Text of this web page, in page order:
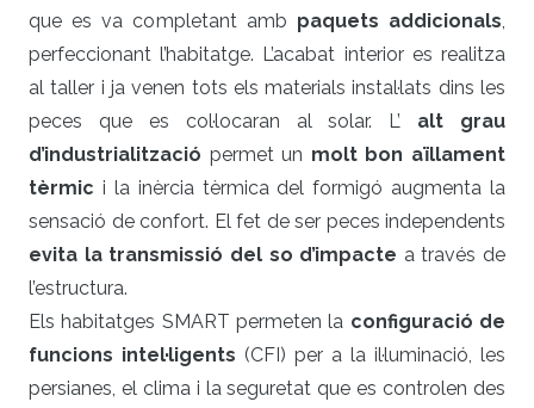
que es va completant amb paquets addicionals,
perfeccionant l’habitatge. L’acabat interior es realitza
al taller i ja venen tots els materials instal·lats dins les
peces que es col·locaran al solar. L’ alt grau
d’industrialització permet un molt bon aïllament
tèrmic i la inèrcia tèrmica del formigó augmenta la
sensació de confort. El fet de ser peces independents
evita la transmissió del so d’impacte a través de
l’estructura.
Els habitatges SMART permeten la configuració de
funcions intel·ligents (CFI) per a la il·luminació, les
persianes, el clima i la seguretat que es controlen des